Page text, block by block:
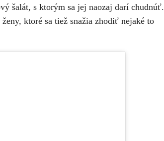
šalát, s ktorým sa jej naozaj darí chudnúť.
ktoré sa tiež snažia zhodiť nejaké to